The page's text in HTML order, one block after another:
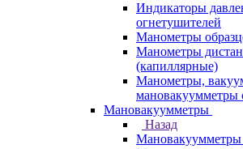
Индикаторы
огнетушителей
Манометры
Манометры
(капиллярные)
Манометры,
Мановакуумметры
Назад
Мановакуумметры